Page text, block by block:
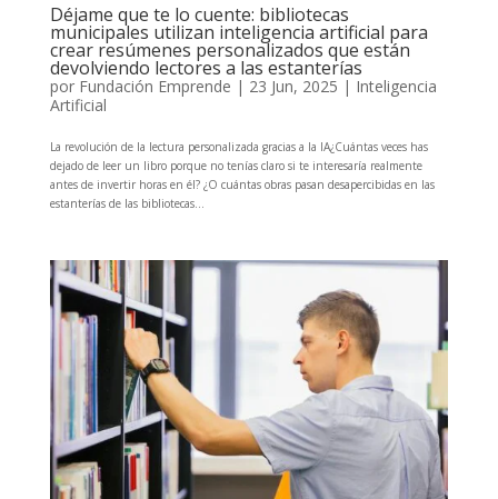
Déjame que te lo cuente: bibliotecas
municipales utilizan inteligencia artificial para
crear resúmenes personalizados que están
devolviendo lectores a las estanterías
por Fundación Emprende | 23 Jun, 2025 | Inteligencia
Artificial
La revolución de la lectura personalizada gracias a la IA¿Cuántas veces has
dejado de leer un libro porque no tenías claro si te interesaría realmente
antes de invertir horas en él? ¿O cuántas obras pasan desapercibidas en las
estanterías de las bibliotecas...